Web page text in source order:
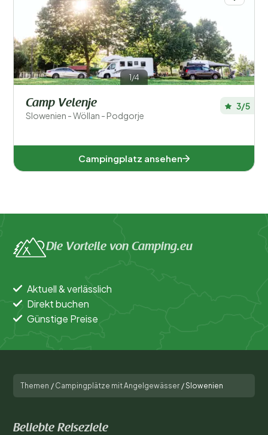
1/4
Camp Velenje
Slowenien - Wöllan - Podgorje
3/5
Campingplatz ansehen
Die Vorteile von Camping.eu
Aktuell & verlässlich
Direkt buchen
Günstige Preise
Themen / Campingplätze mit Angelgewässer /Slowenien
Beliebte Reiseziele